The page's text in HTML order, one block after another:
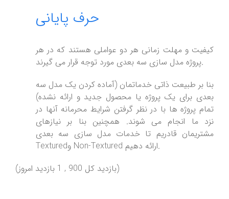
حرف پایانی
کیفیت و مهلت زمانی هر دو عواملی هستند که در هر
پروژه مدل سازی سه بعدی مورد توجه قرار می گیرند.
بنا بر طبیعت ذاتی خدماتمان (آماده کردن یک مدل سه
بعدی برای یک پروژه یا محصول جدید و ارائه نشده)
تمام پروژه ها با در نظر گرفتن شرایط محرمانه آنها در
نزد ما انجام می شوند. همچنین بنا بر نیازهای
مشتریمان قادریم تا خدمات مدل سازی سه بعدی
Texturedو Non-Textured ارائه دهیم.
(بازدید کل 900 , 1 بازدید امروز)